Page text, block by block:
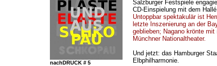
nachDRUCK # 5
Salzburger Festspiele
CD-Einspielung mit dem
Untoppbar spektakulär ist
letzte Inszenierung an der
geblieben; Nagano krönte
Münchner Nationaltheater.
Und jetzt: das Hamburger
Elbphilharmonie.